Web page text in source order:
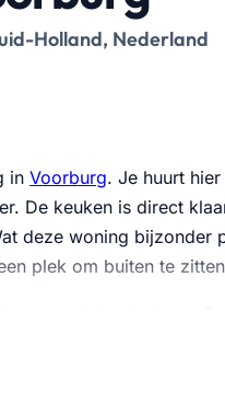
Holland, Nederland
in Voorburg. Je huurt
De keuken is direct
deze woning bijzonder
plek om buiten te